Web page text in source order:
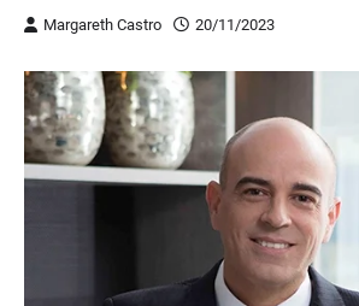
Margareth Castro 20/11/2023